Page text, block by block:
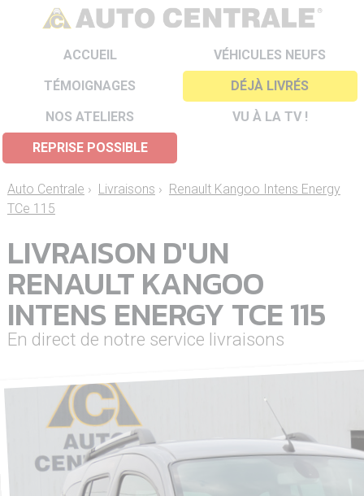
ACCUEIL
VÉHICULES NEUFS
TÉMOIGNAGES
DÉJÀ LIVRÉS
NOS ATELIERS
VU À LA TV !
REPRISE POSSIBLE
Auto Centrale › Livraisons › Renault Kangoo Intens Energy
TCe 115
LIVRAISON D'UN
RENAULT KANGOO
INTENS ENERGY TCE 115
En direct de notre service livraisons